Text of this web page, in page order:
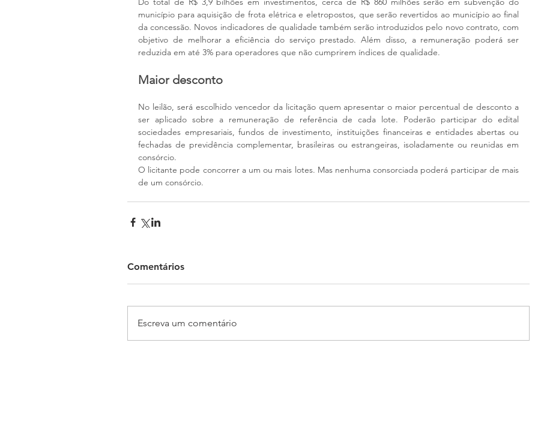
município para aquisição de frota elétrica e eletropostos, que serão revertidos ao município ao final
da concessão. Novos indicadores de qualidade também serão introduzidos pelo novo contrato, com
objetivo de melhorar a eficiência do serviço prestado. Além disso, a remuneração poderá ser
reduzida em até 3% para operadores que não cumprirem índices de qualidade.
Maior desconto
No leilão, será escolhido vencedor da licitação quem apresentar o maior percentual de desconto a
ser aplicado sobre a remuneração de referência de cada lote. Poderão participar do edital
sociedades empresariais, fundos de investimento, instituições financeiras e entidades abertas ou
fechadas de previdência complementar, brasileiras ou estrangeiras, isoladamente ou reunidas em
consórcio.
O licitante pode concorrer a um ou mais lotes. Mas nenhuma consorciada poderá participar de mais
de um consórcio.
Comentários
Escreva um comentário